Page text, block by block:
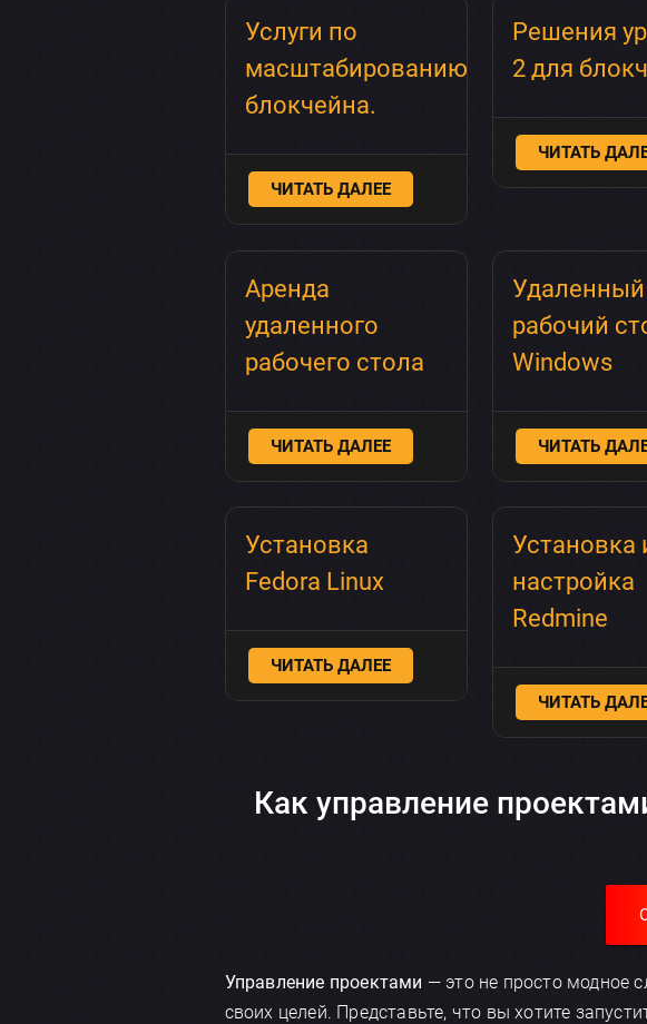
Услуги по
масштабированию
блокчейна.
ЧИТАТЬ ДАЛЕЕ
Решения
2 для
ЧИТАТЬ
Аренда
удаленного
рабочего стола
ЧИТАТЬ ДАЛЕЕ
Удаленный
рабочий
Windows
ЧИТАТЬ
Установка
Fedora Linux
ЧИТАТЬ ДАЛЕЕ
Установка
настройка
Redmine
ЧИТАТЬ
Как управление
Управление проектами — это не просто модное
своих целей. Представьте, что вы хотите